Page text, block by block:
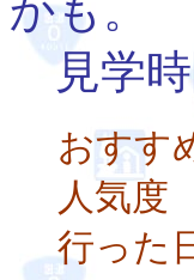
かも。
見学時
おすす
人気
行った